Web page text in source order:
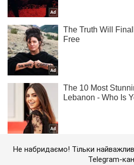
Не набридаємо! Тільки
Telegram-